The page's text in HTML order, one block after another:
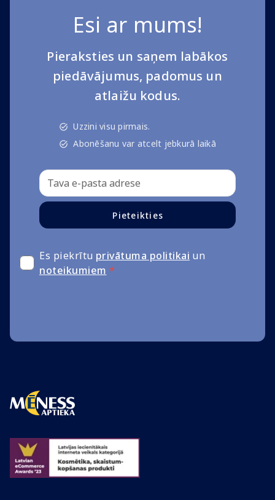
Esi ar mums!
Pieraksties un saņem labākos
piedāvājumus, padomus un
atlaižu kodus.
Uzzini visu pirmais.
Abonēšanu var atcelt jebkurā laikā
Pieteikties
Es piekrītu privātuma politikai un
noteikumiem *